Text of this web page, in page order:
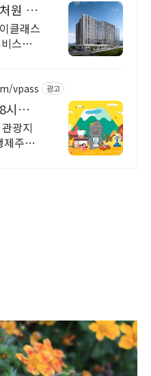
원 대
클래스
스를
vpass 광고
시간
광지
제주제